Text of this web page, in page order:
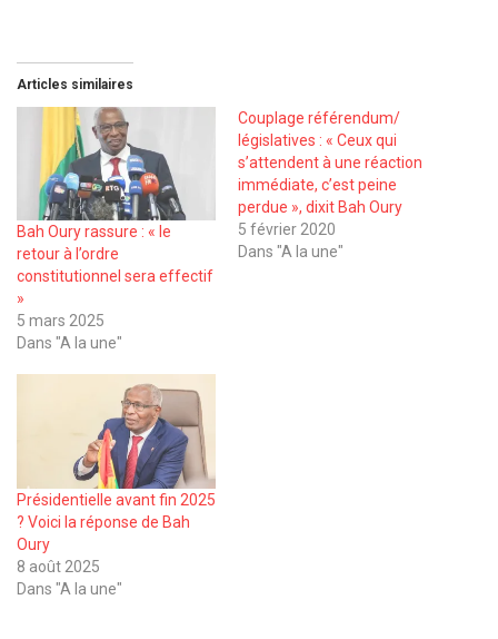
Articles similaires
Bah Oury rassure : « le
retour à l’ordre
constitutionnel sera effectif
»
5 mars 2025
Dans "A la une"
Couplage référendum/
législatives : « Ceux qui
s’attendent à une réaction
immédiate, c’est peine
perdue », dixit Bah Oury
5 février 2020
Dans "A la une"
Présidentielle avant fin 2025
? Voici la réponse de Bah
Oury
8 août 2025
Dans "A la une"